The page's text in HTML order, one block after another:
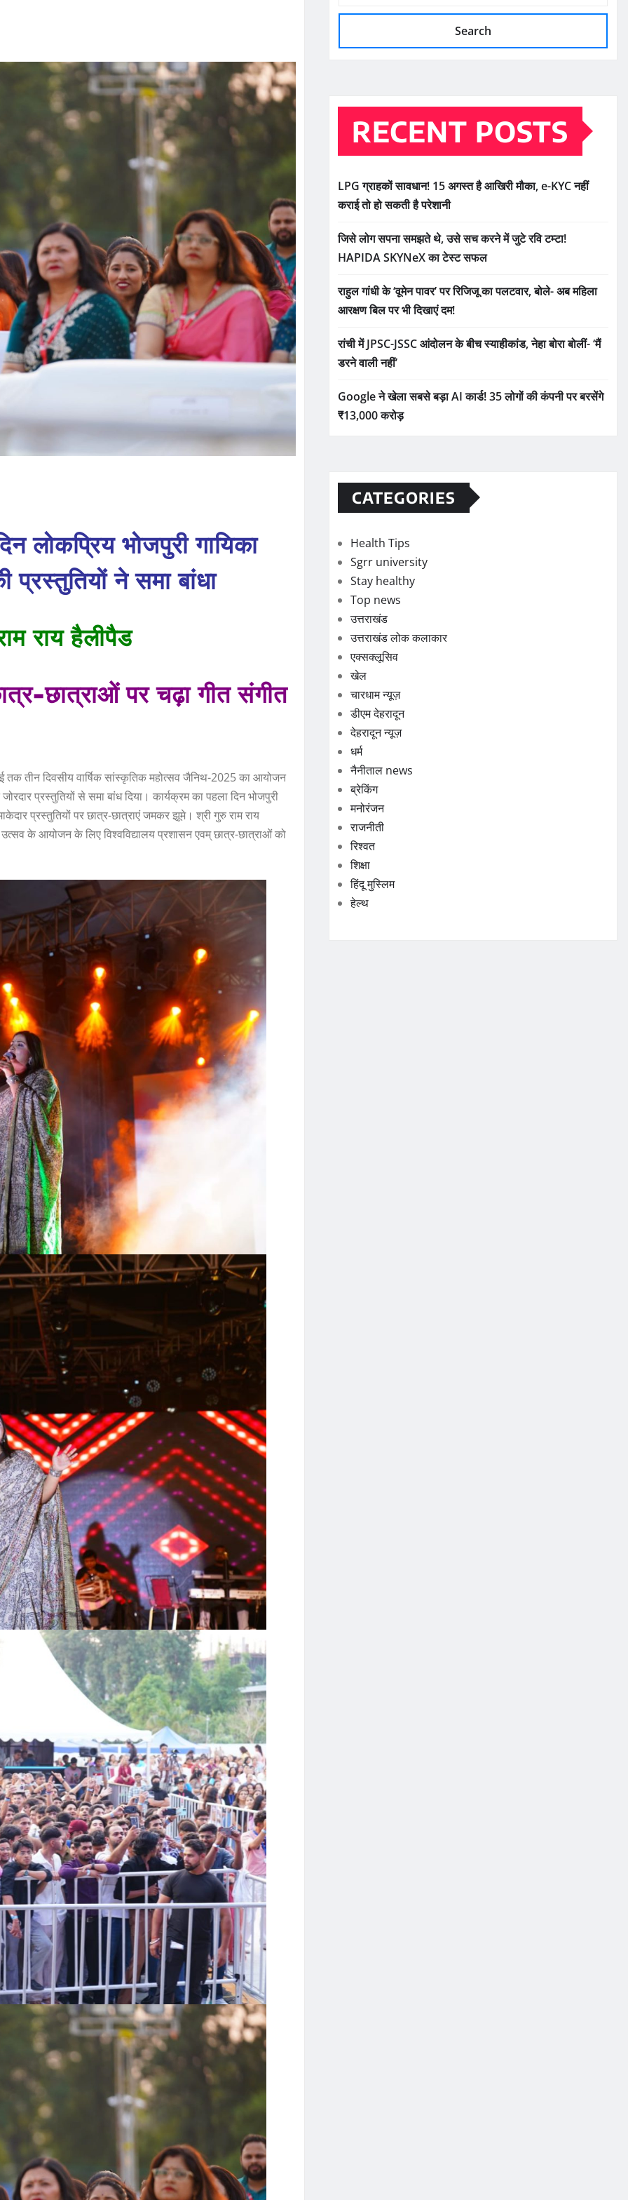
लोकप्रिय भोजपुरी गायिका
ने समा बांधा
राय हैलीपैड
छात्राओं पर चढ़ा गीत संगीत
तक तीन दिवसीय वार्षिक सांस्कृतिक महोत्सव जैनिथ-2025 का आयोजन
प्रस्तुतियों से समा बांध दिया। कार्यक्रम का पहला दिन भोजपुरी
प्रस्तुतियों पर छात्र-छात्राएं जमकर झूमे। श्री गुरु राम राय
के आयोजन के लिए विश्वविद्यालय प्रशासन एवम् छात्र-छात्राओं को
Search
RECENT POSTS
LPG ग्राहकों सावधान! 15 अगस्त है आखिरी मौका, e-KYC नहीं
कराई तो हो सकती है परेशानी
जिसे लोग सपना समझते थे, उसे सच करने में जुटे रवि टम्टा!
HAPIDA SKYNeX का टेस्ट सफल
राहुल गांधी के ‘वूमेन पावर’ पर रिजिजू का पलटवार, बोले- अब महिला
आरक्षण बिल पर भी दिखाएं दम!
रांची में JPSC-JSSC आंदोलन के बीच स्याहीकांड, नेहा बोरा बोलीं- ‘मैं
डरने वाली नहीं’
Google ने खेला सबसे बड़ा AI कार्ड! 35 लोगों की कंपनी पर बरसेंगे
₹13,000 करोड़
CATEGORIES
Health Tips
Sgrr university
Stay healthy
Top news
उत्तराखंड
उत्तराखंड लोक कलाकार
एक्सक्लूसिव
खेल
चारधाम न्यूज़
डीएम देहरादून
देहरादून न्यूज़
धर्म
नैनीताल news
ब्रेकिंग
मनोरंजन
राजनीती
रिश्वत
शिक्षा
हिंदू मुस्लिम
हेल्थ